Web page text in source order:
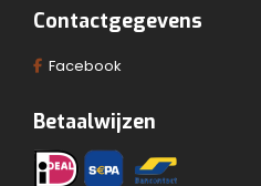
Contactgegevens
Facebook
Betaalwijzen